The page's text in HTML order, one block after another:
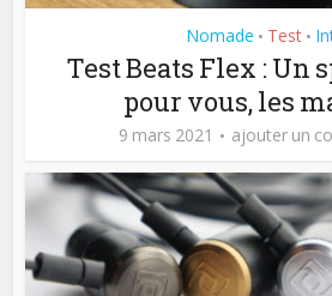
Nomade • Test •
Test Beats Flex : Un
pour vous, les
9 mars 2021 ajouter un